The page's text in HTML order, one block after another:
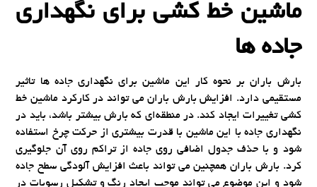
ماشین خط کشی برای نگهداری
جاده ها
بارش باران بر نحوه کار این ماشین برای نگهداری جاده ها تاثیر
مستقیمی دارد. افزایش بارش باران می تواند در کارکرد ماشین خط
کشی تغییرات ایجاد کند. در منطقه‌ای که بارش بیشتر باشد، باید در
نگهداری جاده با این ماشین با قدرت بیشتری از حرکت چرخ استفاده
شود و با حذف جدول اضافی روی جاده از تراکم روی آن جلوگیری
کرد. بارش باران همچنین می تواند باعث افزایش آلودگی سطح جاده
شود و این موضوع می تواند موجب ایجاد رنگ و تشکیل رسوبات در